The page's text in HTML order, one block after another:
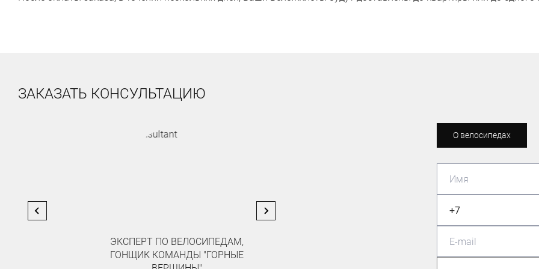
ЗАКАЗАТЬ КОНСУЛЬТАЦИЮ
О велосипедах
ЭКСПЕРТ ПО ВЕЛОСИПЕДАМ,
ГОНЩИК КОМАНДЫ "ГОРНЫЕ
ВЕЛОСИПЕДИСТ-ЛЮБИТЕЛЬ
Павлошинский Максим